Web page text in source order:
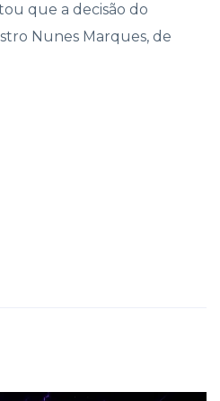
que a decisão do
Nunes Marques, de